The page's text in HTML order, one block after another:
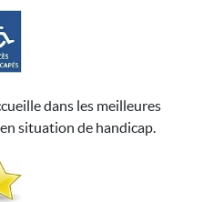
dans les meilleures
situation de handicap.